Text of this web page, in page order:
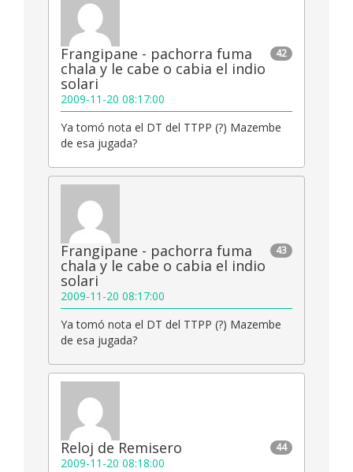
42
Frangipane - pachorra fuma
chala y le cabe o cabia el indio
solari
2009-11-20 08:17:00
Ya tomó nota el DT del TTPP (?) Mazembe
de esa jugada?
43
Frangipane - pachorra fuma
chala y le cabe o cabia el indio
solari
2009-11-20 08:17:00
Ya tomó nota el DT del TTPP (?) Mazembe
de esa jugada?
44
Reloj de Remisero
2009-11-20 08:18:00